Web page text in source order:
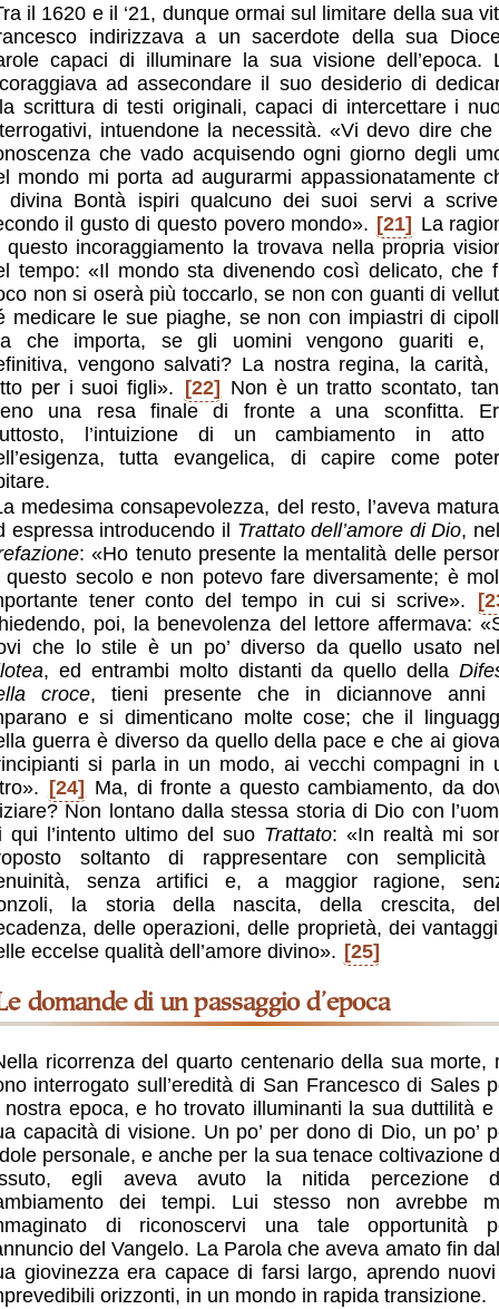
il 1620 e il ‘21, dunque ormai sul limitare della sua
indirizzava a un sacerdote della sua
capaci di illuminare la sua visione dell’epoca.
ad assecondare il suo desiderio di
scrittura di testi originali, capaci di intercettare i
intuendone la necessità. «Vi devo dire che
che vado acquisendo ogni giorno degli
mondo mi porta ad augurarmi appassionatamente
divina Bontà ispiri qualcuno dei suoi servi a
il gusto di questo povero mondo». [21] La
questo incoraggiamento la trovava nella propria
tempo: «Il mondo sta divenendo così delicato, che
non si oserà più toccarlo, se non con guanti di
medicare le sue piaghe, se non con impiastri di
che importa, se gli uomini vengono guariti e,
vengono salvati? La nostra regina, la carità,
per i suoi figli». [22] Non è un tratto scontato,
una resa finale di fronte a una sconfitta.
l’intuizione di un cambiamento in
tutta evangelica, di capire come
medesima consapevolezza, del resto, l’aveva
espressa introducendo il Trattato dell’amore di Dio,
: «Ho tenuto presente la mentalità delle
questo secolo e non potevo fare diversamente; è
tener conto del tempo in cui si scrive».
poi, la benevolenza del lettore affermava:
che lo stile è un po’ diverso da quello usato
, ed entrambi molto distanti da quello della
croce, tieni presente che in diciannove anni
e si dimenticano molte cose; che il
guerra è diverso da quello della pace e che ai
si parla in un modo, ai vecchi compagni in
[24] Ma, di fronte a questo cambiamento, da
Non lontano dalla stessa storia di Dio con
qui l’intento ultimo del suo Trattato: «In realtà mi
soltanto di rappresentare con
senza artifici e, a maggior ragione,
la storia della nascita, della crescita,
delle operazioni, delle proprietà, dei
eccelse qualità dell’amore divino». [25]
Le domande di un passaggio d’epoca
ricorrenza del quarto centenario della sua morte,
interrogato sull’eredità di San Francesco di Sales
nostra epoca, e ho trovato illuminanti la sua duttilità e
capacità di visione. Un po’ per dono di Dio, un po’
personale, e anche per la sua tenace coltivazione
egli aveva avuto la nitida percezione
dei tempi. Lui stesso non avrebbe
di riconoscervi una tale opportunità
del Vangelo. La Parola che aveva amato fin
giovinezza era capace di farsi largo, aprendo
orizzonti, in un mondo in rapida transizione.